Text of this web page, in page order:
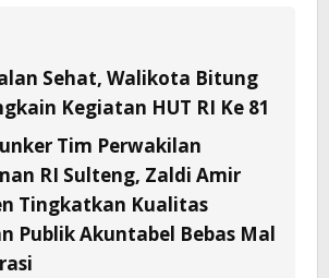
Sehat, Walikota Bitung
Kegiatan HUT RI Ke 81
Tim Perwakilan
RI Sulteng, Zaldi Amir
Tingkatkan Kualitas
Publik Akuntabel Bebas Mal